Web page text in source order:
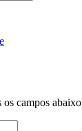
os campos abaixo